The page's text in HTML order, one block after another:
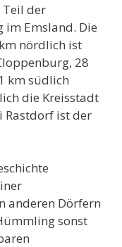
der
im Emsland. Die
nördlich ist
28
km südlich
die Kreisstadt
Rastdorf ist der
anderen Dörfern
sonst